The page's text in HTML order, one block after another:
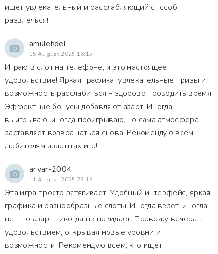
ищет увлекательный и расслабляющий способ
развлечься!
amulehdel
15 August 2025 16:15
Играю в слот на телефоне, и это настоящее
удовольствие! Яркая графика, увлекательные призы и
возможность расслабиться – здорово проводить время.
Эффектные бонусы добавляют азарт. Иногда
выигрываю, иногда проигрываю, но сама атмосфера
заставляет возвращаться снова. Рекомендую всем
любителям азартных игр!
anvar-2004
11 August 2025 23:16
Эта игра просто затягивает! Удобный интерфейс, яркая
графика и разнообразные слоты. Иногда везет, иногда
нет, но азарт никогда не покидает. Провожу вечера с
удовольствием, открывая новые уровни и
возможности. Рекомендую всем, кто ищет